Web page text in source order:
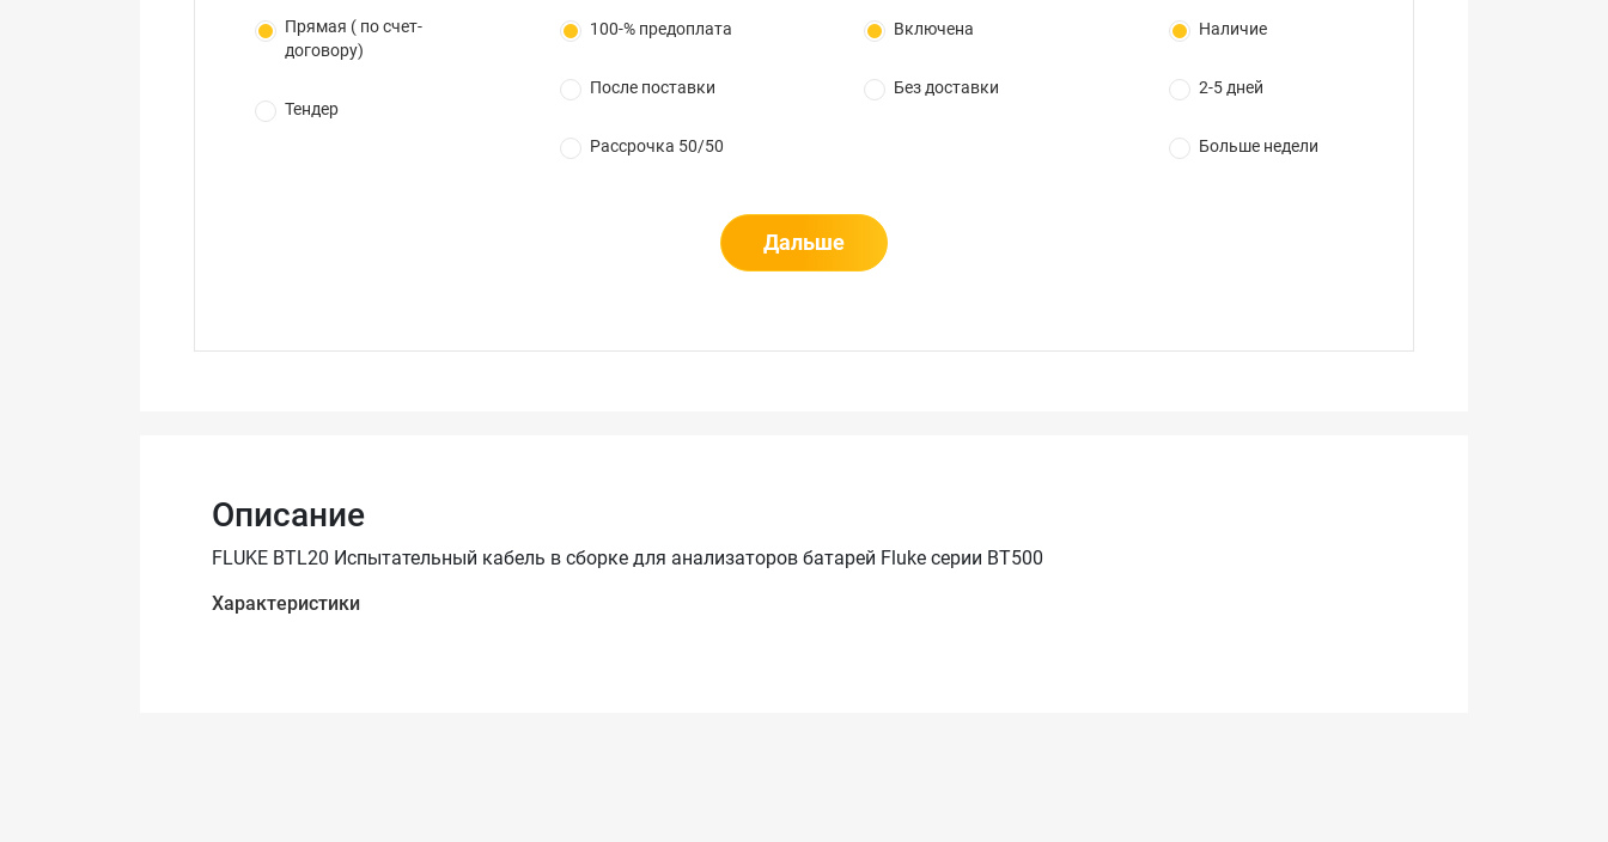
Описание
FLUKE BTL20 Испытательный кабель в сборке для анализаторов батарей Fluke серии BT500
Характеристики
Прямая ( по счет-
договору)
Тендер
100-% предоплата
После поставки
Рассрочка 50/50
Включена
Без доставки
Наличие
2-5 дней
Больше недели
Дальше